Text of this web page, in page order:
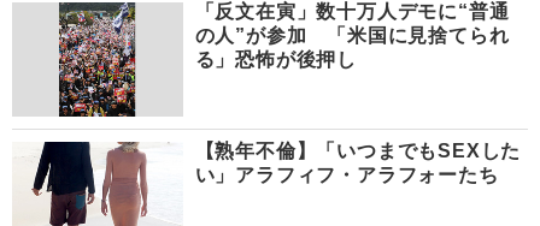
「反文在寅」数十万人デモに“普通
の人”が参加 「米国に見捨てられ
る」恐怖が後押し
【熟年不倫】「いつまでもSEXした
い」アラフィフ・アラフォーたち